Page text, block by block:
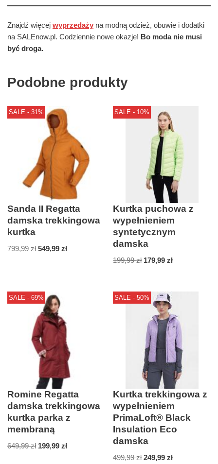
Znajdź więcej wyprzedaży na modną odzież, obuwie i dodatki
na SALEnow.pl. Codziennie nowe okazje! Bo moda nie musi
być droga.
Podobne produkty
SALE - 31%
Sanda II Regatta
damska trekkingowa
kurtka
799,99zł 549,99 zł
SALE - 10%
Kurtka puchowa z
wypełnieniem
syntetycznym
damska
199,99zł 179,99zł
SALE - 69%
Romine Regatta
damska trekkingowa
kurtka parka z
membraną
649,99zł 199,99 zł
SALE - 50%
Kurtka trekkingowa z
wypełnieniem
PrimaLoft® Black
Insulation Eco
damska
499,99zł 249,99zł